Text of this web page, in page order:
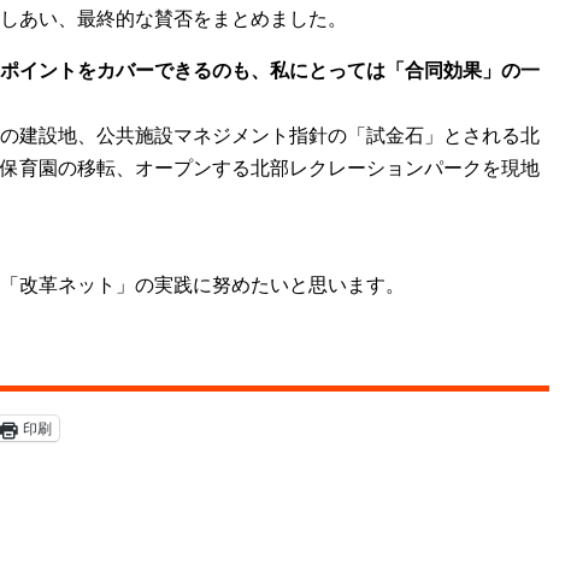
あい、最終的な賛否をまとめました。
イントをカバーできるのも、私にとっては「合同効果」の一
建設地、公共施設マネジメント指針の「試金石」とされる北
育園の移転、オープンする北部レクレーションパークを現地
改革ネット」の実践に努めたいと思います。
印刷